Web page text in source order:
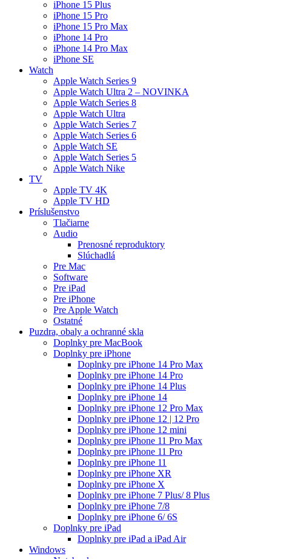
iPhone 15 Plus
iPhone 15 Pro
iPhone 15 Pro Max
iPhone 14 Pro
iPhone 14 Pro Max
iPhone SE
Watch
Apple Watch Series 9
Apple Watch Ultra 2 – NOVINKA
Apple Watch Series 8
Apple Watch Ultra
Apple Watch Series 7
Apple Watch Series 6
Apple Watch SE
Apple Watch Series 5
Apple Watch Nike
TV
Apple TV 4K
Apple TV HD
Príslušenstvo
Tlačiarne
Audio
Prenosné reproduktory
Slúchadlá
Pre Mac
Software
Pre iPad
Pre iPhone
Pre Apple Watch
Ostatné
Puzdra, obaly a ochranné skla
Doplnky pre MacBook
Doplnky pre iPhone
Doplnky pre iPhone 14 Pro Max
Doplnky pre iPhone 14 Pro
Doplnky pre iPhone 14 Plus
Doplnky pre iPhone 14
Doplnky pre iPhone 12 Pro Max
Doplnky pre iPhone 12 | 12 Pro
Doplnky pre iPhone 12 mini
Doplnky pre iPhone 11 Pro Max
Doplnky pre iPhone 11 Pro
Doplnky pre iPhone 11
Doplnky pre iPhone XR
Doplnky pre iPhone X
Doplnky pre iPhone 7 Plus/ 8 Plus
Doplnky pre iPhone 7/8
Doplnky pre iPhone 6/ 6S
Doplnky pre iPad
Doplnky pre iPad a iPad Air
Windows